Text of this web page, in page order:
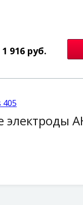
1 916 руб.
405
электроды